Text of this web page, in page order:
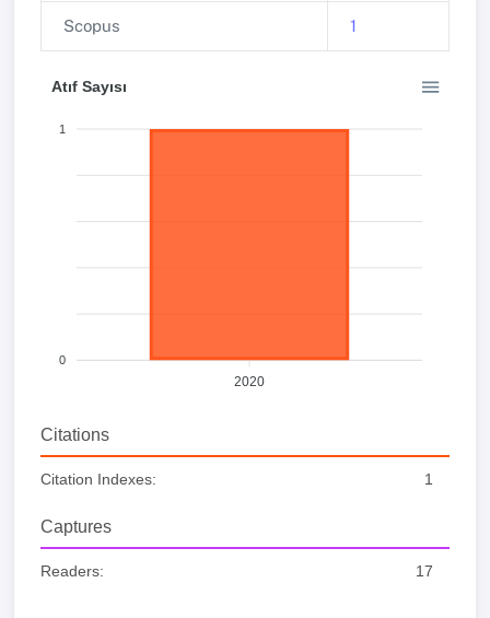
Scopus 1
Atıf Sayısı
1
0
2020
Citations
Citation Indexes: 1
Captures
Readers: 17